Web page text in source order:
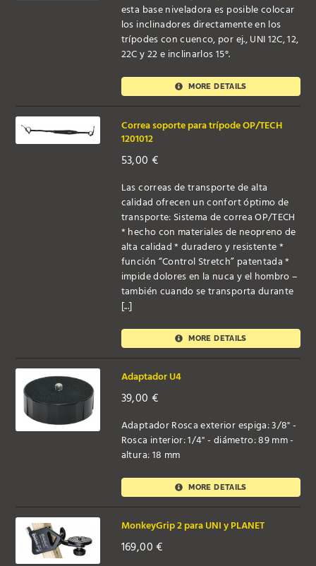
esta base niveladora es posible colocar
los inclinadores directamente en los
trípodes con cuenco, por ej., UNI 12C, 12,
22C y 22 e inclinarlos 15°.
MORE DETAILS
Correa soporte para trípode OP/TECH
1201012
53,00 €
Las correas de transporte de alta
calidad ofrecen un confort óptimo de
transporte: Sistema de correa OP/TECH
* hecho con materiales de neopreno de
alta calidad * duradero y resistente *
función “Control Stretch” patentada *
impide dolores en la nuca y el hombro –
también cuando se transporta durante
[...]
MORE DETAILS
Adaptador U4
39,00 €
Adaptador Rosca exterior espiga: 3/8" -
Rosca interior: 1/4" - diámetro: 89 mm -
altura: 18 mm
MORE DETAILS
MonkeyGrip 2 para UNI y PLANET
169,00€